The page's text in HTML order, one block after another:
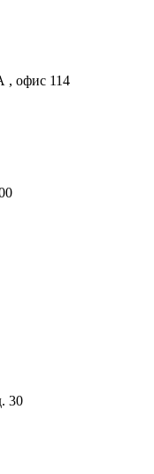
, офис 114
30